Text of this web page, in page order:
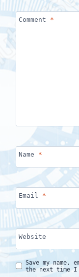
Comment *
Name *
Email *
Website
Save my
the next time I